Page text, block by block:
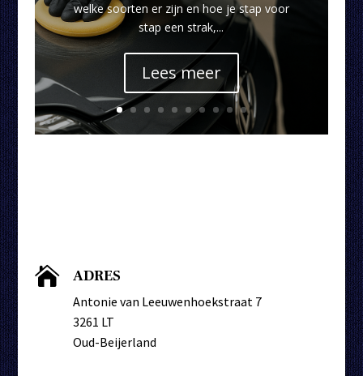
welke soorten er zijn en hoe je stap voor
stap een strak,...
Lees meer
 ADRES
Antonie van Leeuwenhoekstraat 7
3261 LT
Oud-Beijerland